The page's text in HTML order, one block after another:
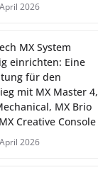
2026
MX System
einrichten: Eine
für den
mit MX Master 4,
MX Brio
Creative Console
2026